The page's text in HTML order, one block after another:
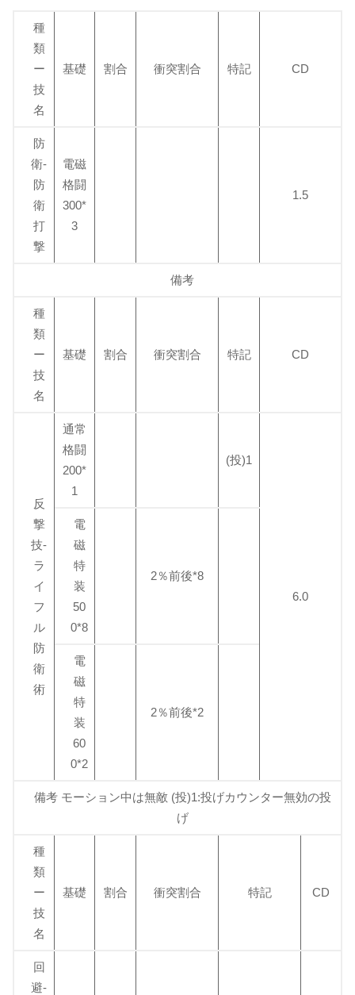
種
類
ー
技
名
基礎 割合 衝突割合 特記 CD
防
衛-
防
衛
打
撃
電磁
格闘
300*
3
1.5
備考
種
類
ー
技
名
基礎 割合 衝突割合 特記 CD
反
撃
技-
ラ
イ
フ
ル
防
衛
術
通常
格闘
200*
1
(投)1
6.0
電
磁
特
装
50
0*8
2％前後*8
電
磁
特
装
60
0*2
2％前後*2
備考 モーション中は無敵 (投)1:投げカウンター無効の投
げ
種
類
ー
技
名
基礎 割合 衝突割合 特記 CD
回
避-